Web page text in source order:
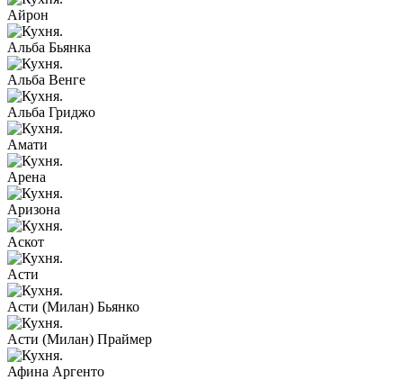
Айрон
Альба Бьянка
Альба Венге
Альба Гриджо
Амати
Арена
Аризона
Аскот
Асти
Асти (Милан) Бьянко
Асти (Милан) Праймер
Афина Аргенто